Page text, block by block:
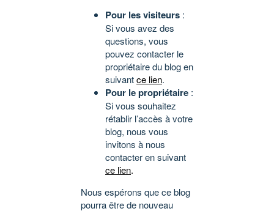
Pour les visiteurs :
Si vous avez des
questions, vous
pouvez contacter le
propriétaire du blog en
suivantce lien.
Pour le propriétaire :
Si vous souhaitez
rétablir l’accès à votre
blog, nous vous
invitons à nous
contacter en suivant
ce lien.
Nous espérons que ce blog
pourra être de nouveau